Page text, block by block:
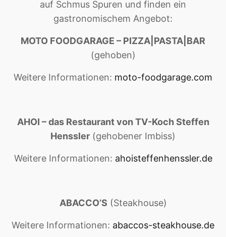
auf Schmus Spuren und finden ein
gastronomischem Angebot:
MOTO FOODGARAGE – PIZZA|PASTA|BAR
(gehoben)
Weitere Informationen: moto-foodgarage.com
AHOI – das Restaurant von TV-Koch Steffen
Henssler (gehobener Imbiss)
Weitere Informationen: ahoisteffenhenssler.de
ABACCO’S (Steakhouse)
Weitere Informationen: abaccos-steakhouse.de